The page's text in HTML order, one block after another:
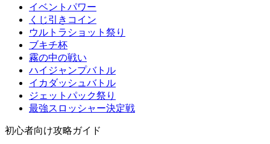
イベントパワー
くじ引きコイン
ウルトラショット祭り
ブキチ杯
霧の中の戦い
ハイジャンプバトル
イカダッシュバトル
ジェットパック祭り
最強スロッシャー決定戦
初心者向け攻略ガイド